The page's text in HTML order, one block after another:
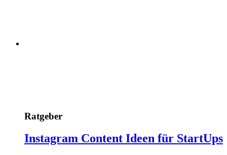
Ratgeber
Instagram Content Ideen für StartUps